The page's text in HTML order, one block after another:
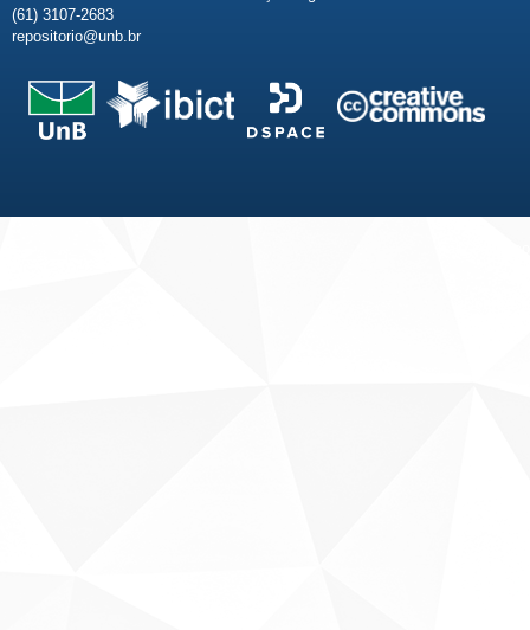
(61) 3107-2683
repositorio@unb.br